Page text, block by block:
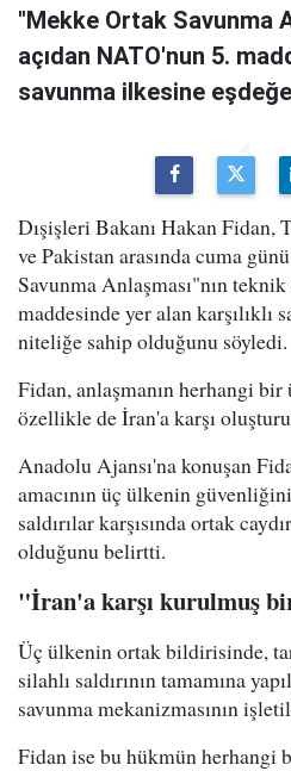
"Mekke Ortak Savunma
açıdan NATO'nun 5.
savunma ilkesine
Dışişleri Bakanı Hakan Fidan,
ve Pakistan arasında cuma
Savunma Anlaşması"nın
maddesinde yer alan karşılıklı
niteliğe sahip olduğunu söyledi.
Fidan, anlaşmanın herhangi bir
özellikle de İran'a karşı
Anadolu Ajansı'na konuşan
amacının üç ülkenin
saldırılar karşısında ortak
olduğunu belirtti.
"İran'a karşı kurulmuş
Üç ülkenin ortak bildirisinde,
silahlı saldırının tamamına
savunma mekanizmasının
Fidan ise bu hükmün herhangi